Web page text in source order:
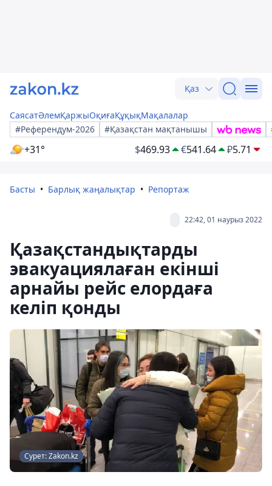
Қаз
СаясатӘлемҚаржыОқиғаҚұқықМақалалар
#Референдум-2026
#Қазақстан мақтанышы
+31° $469.93 €541.64 ₽5.71
Басты Барлық жаңалықтар Репортаж
22:42, 01 наурыз 2022
Қазақстандықтарды
эвакуациялаған екінші
арнайы рейс елордаға
келіп қонды
Сурет: Zakon.kz